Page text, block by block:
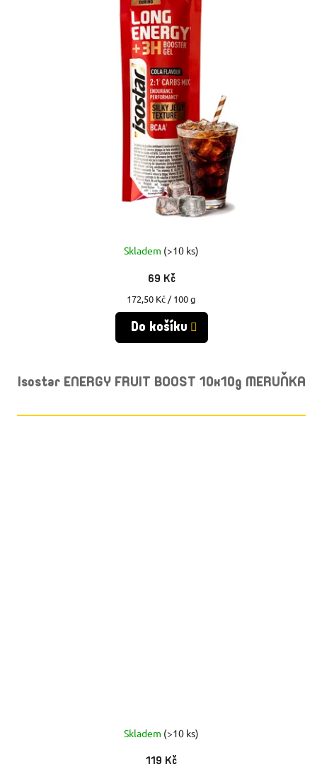
Skladem (>10 ks)
69 Kč
Měrná
cena:
172,50 Kč / 100 g
Do košíku
Isostar ENERGY FRUIT BOOST 10x10g MERUŇKA
Skladem (>10 ks)
119 Kč